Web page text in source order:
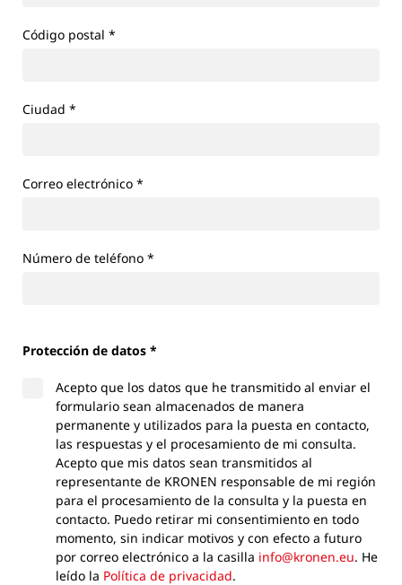
Código postal *
Ciudad *
Correo electrónico *
Número de teléfono *
Protección de datos *
Acepto que los datos que he transmitido al enviar el
formulario sean almacenados de manera
permanente y utilizados para la puesta en contacto,
las respuestas y el procesamiento de mi consulta.
Acepto que mis datos sean transmitidos al
representante de KRONEN responsable de mi región
para el procesamiento de la consulta y la puesta en
contacto. Puedo retirar mi consentimiento en todo
momento, sin indicar motivos y con efecto a futuro
por correo electrónico a la casilla info@kronen.eu. He
leído la Política de privacidad.